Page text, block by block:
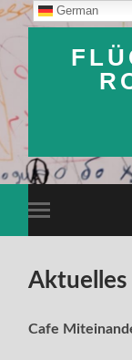
Menü
Aktuelles
Cafe
German